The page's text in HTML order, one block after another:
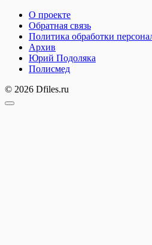
О проекте
Обратная связь
Политика обработки
Архив
Юрий Подоляка
Полисмед
© 2026 Dfiles.ru